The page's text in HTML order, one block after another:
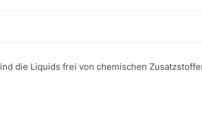
die Liquids frei von chemischen